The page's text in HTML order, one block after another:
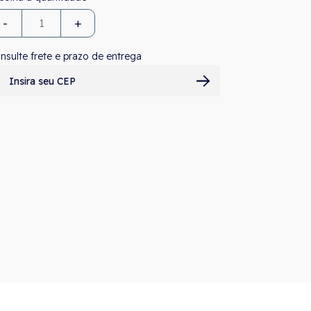
- +
frete e prazo de entrega